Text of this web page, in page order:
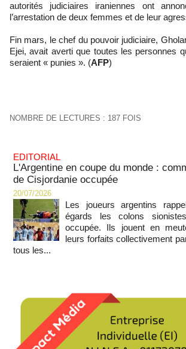
autorités judiciaires iraniennes ont
l’arrestation de deux femmes et de leur
Fin mars, le chef du pouvoir judiciaire,
Ejei, avait averti que toutes les personnes
seraient « punies ». (AFP)
NOMBRE DE LECTURES : 187 FOIS
EDITORIAL
L'Argentine en coupe du monde :
de Cisjordanie occupée
20/07/2026
Les joueurs argentins
égards les colons
occupée. Ils jouent en
leurs forfaits collectivement
tous les...